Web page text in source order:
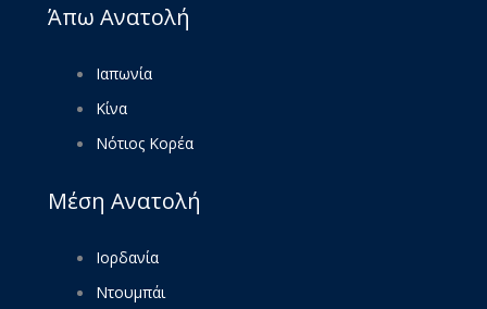
Άπω Ανατολή
Ιαπωνία
Κίνα
Νότιος Κορέα
Μέση Ανατολή
Ιορδανία
Ντουμπάι